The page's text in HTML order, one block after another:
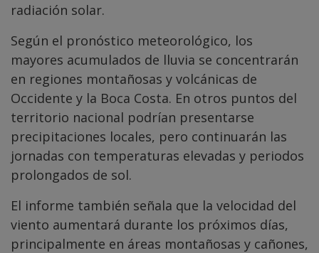
radiación solar.
Según el pronóstico meteorológico, los
mayores acumulados de lluvia se concentrarán
en regiones montañosas y volcánicas de
Occidente y la Boca Costa. En otros puntos del
territorio nacional podrían presentarse
precipitaciones locales, pero continuarán las
jornadas con temperaturas elevadas y periodos
prolongados de sol.
El informe también señala que la velocidad del
viento aumentará durante los próximos días,
principalmente en áreas montañosas y cañones,